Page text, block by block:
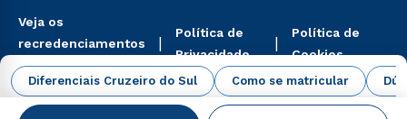
Diferenciais Cruzeiro do Sul Como se matricular
Veja os
recredenciamentos
aqui
Política de
Privacidade
Política de
Cookies